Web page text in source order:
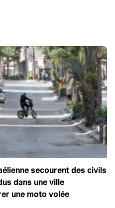
secourent des civils
dans une ville
une moto volée